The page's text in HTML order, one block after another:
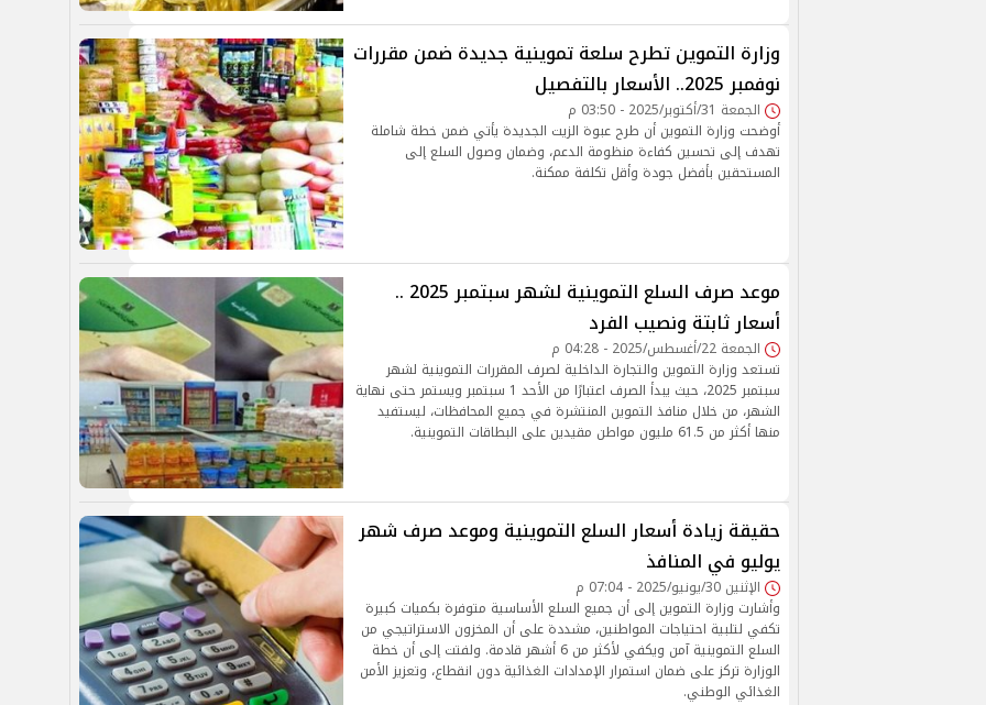
وزارة التموين تطرح سلعة تموينية جديدة ضمن مقررات
نوفمبر 2025.. الأسعار بالتفصيل
الجمعة 31/أكتوبر/2025 - 03:50 م
أوضحت وزارة التموين أن طرح عبوة الزيت الجديدة يأتي ضمن خطة شاملة
تهدف إلى تحسين كفاءة منظومة الدعم، وضمان وصول السلع إلى
المستحقين بأفضل جودة وأقل تكلفة ممكنة.
موعد صرف السلع التموينية لشهر سبتمبر 2025 ..
أسعار ثابتة ونصيب الفرد
الجمعة 22/أغسطس/2025 - 04:28 م
تستعد وزارة التموين والتجارة الداخلية لصرف المقررات التموينية لشهر
سبتمبر 2025، حيث يبدأ الصرف اعتبارًا من الأحد 1 سبتمبر ويستمر حتى نهاية
الشهر، من خلال منافذ التموين المنتشرة في جميع المحافظات، ليستفيد
منها أكثر من 61.5 مليون مواطن مقيدين على البطاقات التموينية.
حقيقة زيادة أسعار السلع التموينية وموعد صرف شهر
يوليو في المنافذ
الإثنين 30/يونيو/2025 - 07:04 م
وأشارت وزارة التموين إلى أن جميع السلع الأساسية متوفرة بكميات كبيرة
تكفي لتلبية احتياجات المواطنين، مشددة على أن المخزون الاستراتيجي من
السلع التموينية آمن ويكفي لأكثر من 6 أشهر قادمة. ولفتت إلى أن خطة
الوزارة تركز على ضمان استمرار الإمدادات الغذائية دون انقطاع، وتعزيز الأمن
الغذائي الوطني.